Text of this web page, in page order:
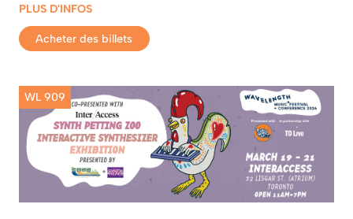
PLUS D'INFOS
Acheter des billets
WL 909